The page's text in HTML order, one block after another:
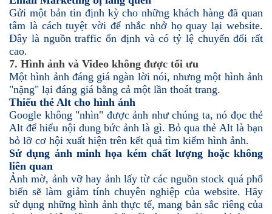
Gửi một bản tin định kỳ cho những khách hàng đã quan
tâm là cách tuyệt vời để nhắc nhở họ quay lại website.
Đây là nguồn traffic ổn định và có tỷ lệ chuyển đổi rất
cao.
7. Hình ảnh và Video không được tối ưu
Một hình ảnh đáng giá ngàn lời nói, nhưng một hình ảnh
"nặng" lại đáng giá bằng cả một lần thoát trang.
Thiếu thẻ Alt cho hình ảnh
Google không "nhìn" được ảnh như chúng ta, nó đọc thẻ
Alt để hiểu nội dung bức ảnh là gì. Bỏ qua thẻ Alt là bạn
bỏ lỡ cơ hội xuất hiện trên kết quả tìm kiếm hình ảnh.
Sử dụng ảnh minh họa kém chất lượng hoặc không
liên quan
Ảnh mờ, ảnh vỡ hay ảnh lấy từ các nguồn stock quá phổ
biến sẽ làm giảm tính chuyên nghiệp của website. Hãy
sử dụng những hình ảnh thực tế, mang bản sắc riêng của